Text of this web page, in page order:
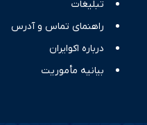
تبلیغات
راهنمای تماس و آدرس
درباره اکوایران
بیانیه مأموریت